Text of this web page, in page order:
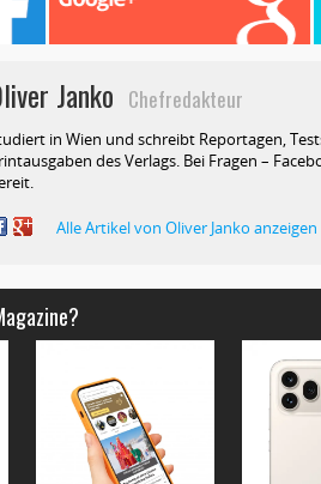
Janko Chefredakteur
in Wien und schreibt Reportagen,
des Verlags. Bei Fragen –
Alle Artikel von Oliver Janko anzeigen